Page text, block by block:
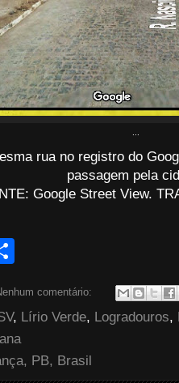
...
rua no registro do
passagem pela
Google Street View.
e
comentário:
, Lírio Verde, Logradouros,
PB, Brasil